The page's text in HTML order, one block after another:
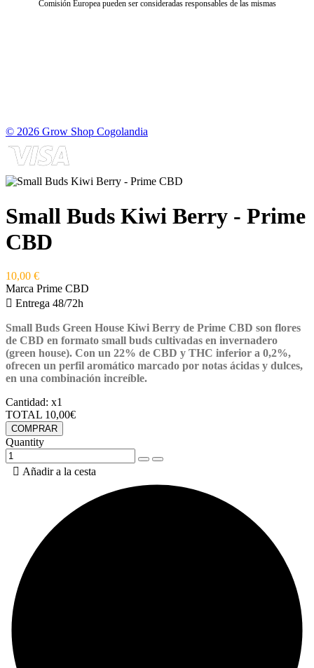
Comisión Europea pueden ser consideradas responsables de las mismas
© 2026 Grow Shop Cogolandia
Small Buds Kiwi Berry - Prime
CBD
10,00 €
Marca Prime CBD
 Entrega 48/72h
Small Buds Green House Kiwi Berry de Prime CBD son flores
de CBD en formato small buds cultivadas en invernadero
(green house). Con un 22% de CBD y THC inferior a 0,2%,
ofrecen un perfil aromático marcado por notas ácidas y dulces,
en una combinación increíble.
Cantidad: x1
TOTAL 10,00€
COMPRAR
Quantity
 Añadir a la cesta